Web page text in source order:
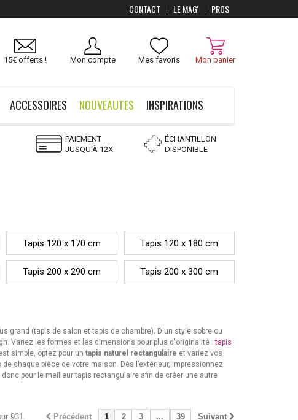
Mon panier
Mes favoris
Mon compte
15€ offerts !
ACCESSOIRES NOUVEAUTES INSPIRATIONS
PAIEMENT
JUSQU'À 12X
ÉCHANTILLON
DISPONIBLE
Tapis 120 x 170 cm Tapis 120 x 180 cm
Tapis 200 x 290 cm Tapis 200 x 300 cm
grand (tapis de salon et tapis de chambre). D'un style sobre ou
Variez les formes et les dimensions pour plus d'originalité :tapis
simple, optez pour un tapis naturel rectangulaire et variez vos
chaque pièce de votre maison. Dès l’extérieur, impressionnez
pour le meilleur tapis rectangulaire afin de créer une autre
Précédent 1 2 3 ... 39 Suivant
931.
PROS
LE MAG'
CONTACT
OFFERTSdès 100 €